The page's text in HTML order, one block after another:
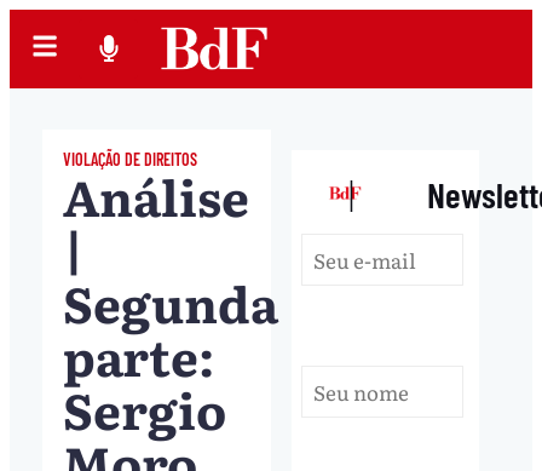
VIOLAÇÃO DE DIREITOS
Análise
|
Segunda
parte:
Sergio
|